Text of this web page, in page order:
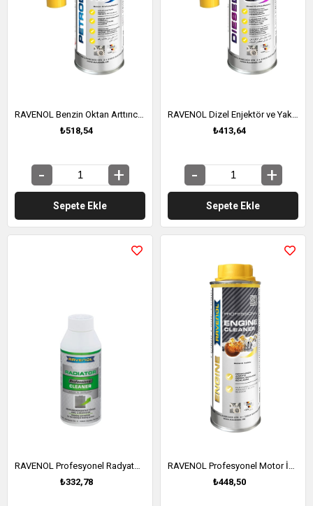
₺518,54
Sepete Ekle
₺413,64
Sepete Ekle
RAVENOL Profesyonel Radyatör Temizleyici 250 ML (1390302-250)
₺332,78
RAVENOL Profesyonel Motor İçi Temizleyici 250 ML (1390323-300)
₺448,50